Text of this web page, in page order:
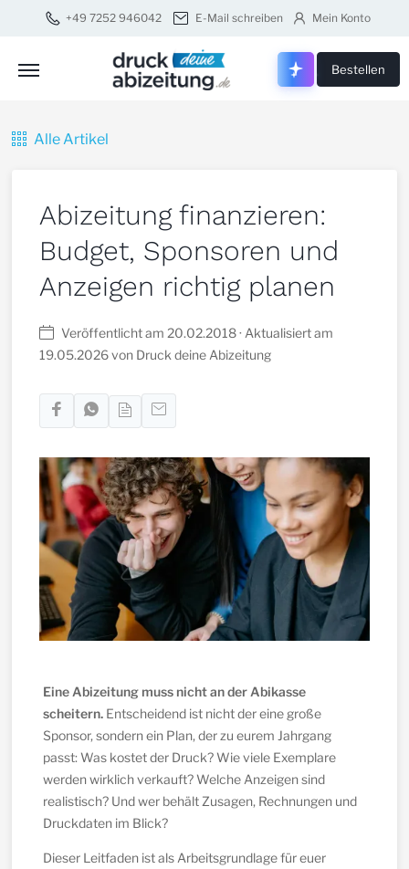
+49 7252 946042 E-Mail schreiben Mein Konto
Druck
Bestellen
Alle Artikel
Abizeitung finanzieren:
Budget, Sponsoren und
Anzeigen richtig planen
Veröffentlicht am 20.02.2018· Aktualisiert am
19.05.2026von Druck deine Abizeitung
Eine Abizeitung muss nicht an der Abikasse
scheitern. Entscheidend ist nicht der eine große
Sponsor, sondern ein Plan, der zu eurem Jahrgang
passt: Was kostet der Druck? Wie viele Exemplare
werden wirklich verkauft? Welche Anzeigen sind
realistisch? Und wer behält Zusagen, Rechnungen und
Druckdaten im Blick?
Dieser Leitfaden ist als Arbeitsgrundlage für euer